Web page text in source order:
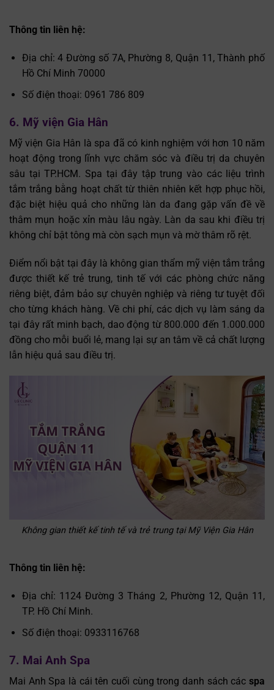
Thông tin liên hệ:
Địa chỉ: 4 Đường số 7A, Phường 8, Quận 11, Thành phố
Hồ Chí Minh 70000
Số điện thoại: 0961 786 809
6. Mỹ viện Gia Hân
Mỹ viện Gia Hân là spa đã có kinh nghiệm với hơn 10 năm
hoạt động trong lĩnh vực chăm sóc và điều trị da chuyên
sâu tại TP.HCM. Spa tại đây tập trung vào các liệu trình
tắm trắng bằng hoạt chất từ thiên nhiên kết hợp phục hồi,
đặc biệt hiệu quả cho những làn da đang gặp vấn đề về
thâm mụn hoặc xỉn màu lâu ngày. Làn da sau khi điều trị
không chỉ bật tông mà còn sạch mụn và mờ thâm rõ rệt.
Điểm nổi bật tại đây là không gian thẩm mỹ viện tắm trắng
được thiết kế trẻ trung, tinh tế với các phòng chức năng
riêng biệt, đảm bảo sự chuyên nghiệp và riêng tư tuyệt đối
cho từng khách hàng. Về chi phí, các dịch vụ làm sáng da
tại đây rất minh bạch, dao động từ 800.000 đến 1.000.000
đồng cho mỗi buổi lẻ, mang lại sự an tâm về cả chất lượng
lẫn hiệu quả sau điều trị.
Không gian thiết kế tinh tế và trẻ trung tại Mỹ Viện Gia Hân
Thông tin liên hệ:
Địa chỉ: 1124 Đường 3 Tháng 2, Phường 12, Quận 11,
TP. Hồ Chí Minh.
Số điện thoại: 0933116768
7. Mai Anh Spa
Mai Anh Spa là cái tên cuối cùng trong danh sách các spa